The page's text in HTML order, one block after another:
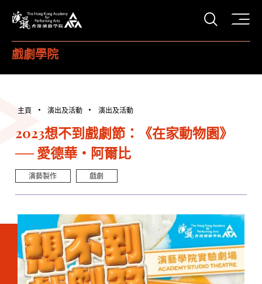
打開
戲劇學院
主頁 演出及活動 演出及活動
2023想不到戲劇節：《在家動物園》
── 愛德華・阿爾比
演藝製作 戲劇